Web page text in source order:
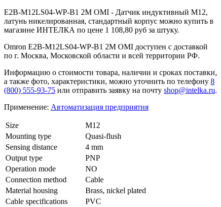
E2B-M12LS04-WP-B1 2M OMI - Датчик индуктивный M12,
латунь никелированная, стандартный корпус можно купить в
магазине ИНТЕЛКА по цене 1 108,80 руб за штуку.
Omron E2B-M12LS04-WP-B1 2M OMI доступен с доставкой
по г. Москва, Московской области и всей территории РФ.
Информацию о стоимости товара, наличии и сроках поставки,
а также фото, характеристики, можно уточнить по телефону 8
(800) 555-93-75 или отправить заявку на почту shop@intelka.ru.
Применение: Автоматизация предприятия
Size
M12
Mounting type
Quasi-flush
Sensing distance
4 mm
Output type
PNP
Operation mode
NO
Connection method
Cable
Material housing
Brass, nickel plated
Cable specifications
PVC